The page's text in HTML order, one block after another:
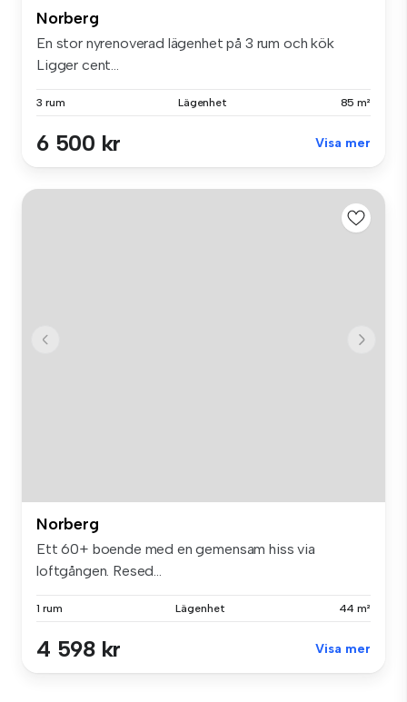
Norberg
En stor nyrenoverad lägenhet på 3 rum och kök
Ligger cent...
3 rum Lägenhet 85 m²
6 500 kr Visa mer
Norberg
Ett 60+ boende med en gemensam hiss via
loftgången. Resed...
1 rum Lägenhet 44 m²
4 598 kr Visa mer